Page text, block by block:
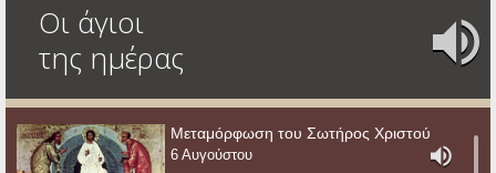
Οι άγιοι
της ημέρας
Μεταμόρφωση του Σωτήρος Χριστού
6 Αυγούστου